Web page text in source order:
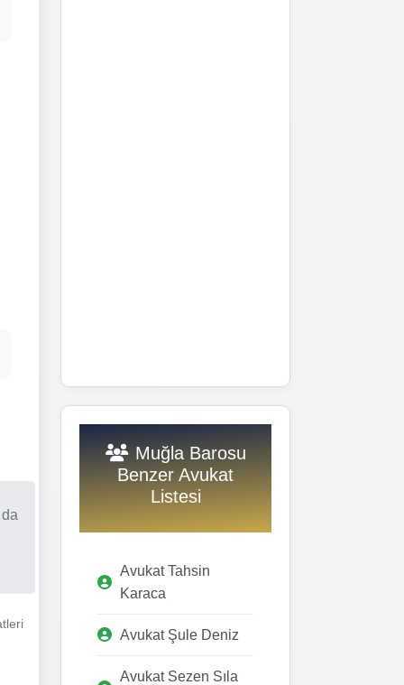
Muğla Barosu
Benzer Avukat
Listesi
Avukat Tahsin
Karaca
Avukat Şule Deniz
Avukat Sezen Sıla